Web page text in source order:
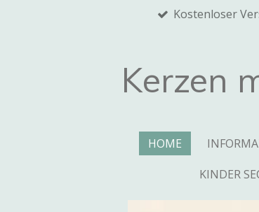
Kostenloser
Kerzen
HOME
KINDER